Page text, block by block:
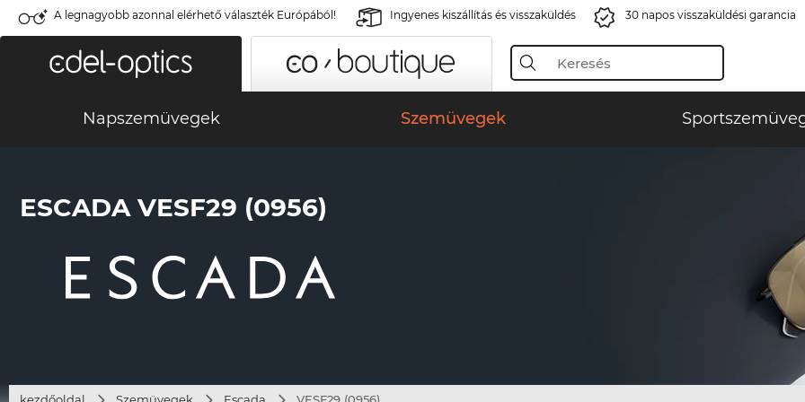
A legnagyobb azonnal elérhető választék Európából! Ingyenes kiszállítás és visszaküldés 30 napos visszaküldési garancia
Napszemüvegek Szemüvegek
ESCADA VESF29 (0956)